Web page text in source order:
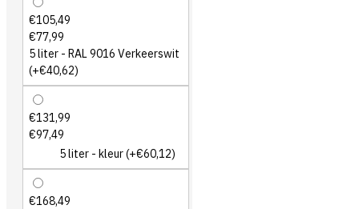
€105,49
€77,99
5 liter - RAL 9016 Verkeerswit
(+€40,62)
€131,99
€97,49
5 liter - kleur(+€60,12)
€168,49